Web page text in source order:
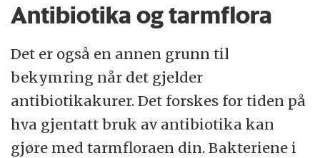
Antibiotika og tarmflora
Det er også en annen grunn til
bekymring når det gjelder
antibiotikakurer. Det forskes for tiden på
hva gjentatt bruk av antibiotika kan
gjøre med tarmfloraen din. Bakteriene i